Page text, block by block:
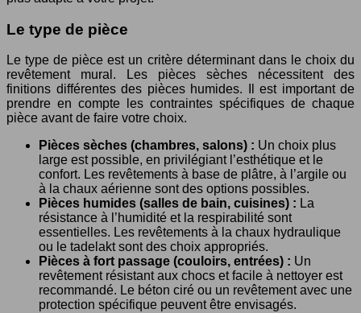
Le type de pièce
Le type de pièce est un critère déterminant dans le choix du
revêtement mural. Les pièces sèches nécessitent des
finitions différentes des pièces humides. Il est important de
prendre en compte les contraintes spécifiques de chaque
pièce avant de faire votre choix.
Pièces sèches (chambres, salons) : Un choix plus
large est possible, en privilégiant l’esthétique et le
confort. Les revêtements à base de plâtre, à l’argile ou
à la chaux aérienne sont des options possibles.
Pièces humides (salles de bain, cuisines) : La
résistance à l’humidité et la respirabilité sont
essentielles. Les revêtements à la chaux hydraulique
ou le tadelakt sont des choix appropriés.
Pièces à fort passage (couloirs, entrées) : Un
revêtement résistant aux chocs et facile à nettoyer est
recommandé. Le béton ciré ou un revêtement avec une
protection spécifique peuvent être envisagés.